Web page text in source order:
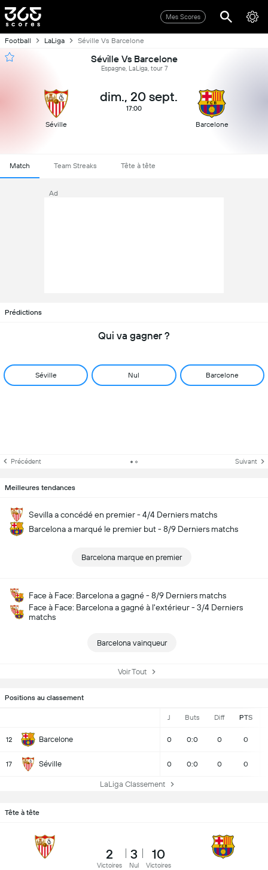
Mes Scores
Football LaLiga Séville Vs Barcelone
Séville Vs Barcelone
Espagne, LaLiga, tour 7
Séville
dim., 20 sept.
17:00
Barcelone
Match Team Streaks Tête à tête
Ad
Prédictions
Qui va gagner ?
Séville Nul Barcelone
Précédent Suivant
Meilleures tendances
Sevilla a concédé en premier - 4/4 Derniers matchs
Barcelona a marqué le premier but - 8/9 Derniers matchs
Barcelona marque en premier
Face à Face: Barcelona a gagné - 8/9 Derniers matchs
Face à Face: Barcelona a gagné à l'extérieur - 3/4 Derniers
matchs
Barcelona vainqueur
Voir Tout
Positions au classement
J Buts Diff PTS
12 Barcelone 0 0:0 0 0
17 Séville 0 0:0 0 0
LaLiga Classement
Tête à tête
2
Victoires
3
Nul
10
Victoires